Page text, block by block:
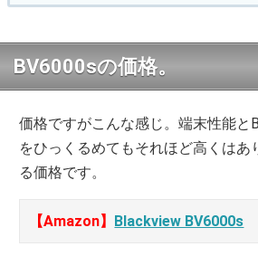
BV6000sの価格。
価格ですがこんな感じ。端末性能と
をひっくるめてもそれほど高くはあ
る価格です。
【Amazon】 Blackview BV6000s